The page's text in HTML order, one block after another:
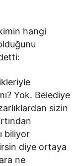
hangi
Yok. Belediye
sizin
biliyor
diye ortaya
ne